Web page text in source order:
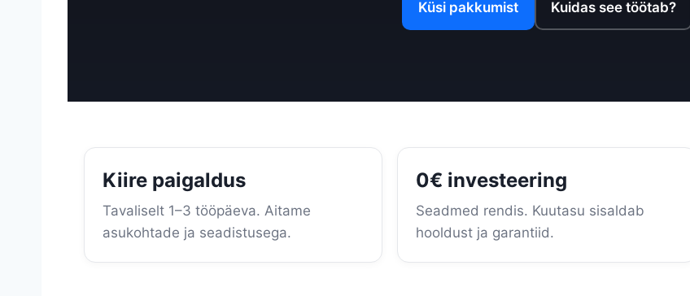
Küsi pakkumist Kuidas see töötab?
Kiire paigaldus
Tavaliselt 1–3 tööpäeva. Aitame
asukohtade ja seadistusega.
0€ investeering
Seadmed rendis. Kuutasu sisaldab
hooldust ja garantiid.